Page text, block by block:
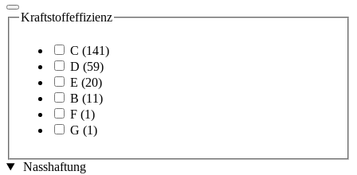
Kraftstoffeffizienz
C (141)
D (59)
E (20)
B (11)
F (1)
G (1)
Nasshaftung